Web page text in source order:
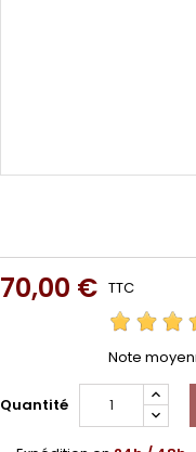
70,00 € TTC
Note
Quantité